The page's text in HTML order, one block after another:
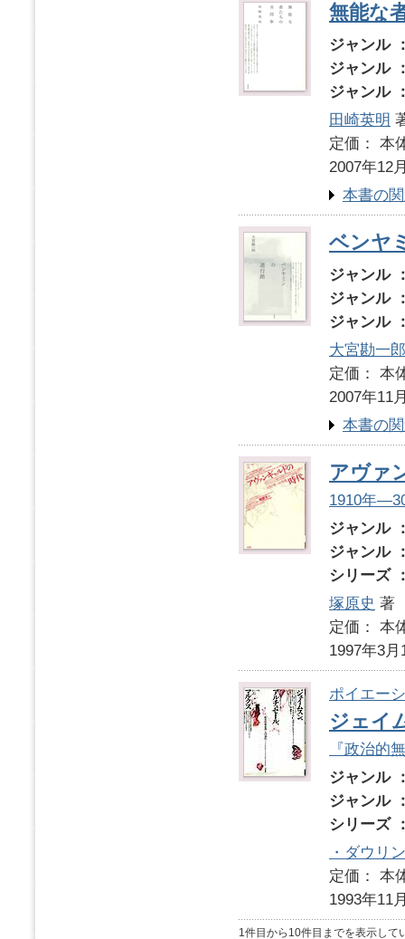
無能な
ジャンル
ジャンル
ジャンル
田崎英明
定価：
2007年12
本書の
ベンヤ
ジャンル
ジャンル
ジャンル
大宮勘一郎
定価：
2007年11
本書の
アヴァ
1910年
ジャンル
ジャンル
シリーズ
塚原史 著
定価：
1997年3月
ポイエー
ジェイ
『政治的
ジャンル
ジャンル
シリーズ
・ダウリ
定価：
1993年11
1件目から10件目までを表示して